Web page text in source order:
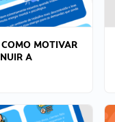
MOTIVAR
A